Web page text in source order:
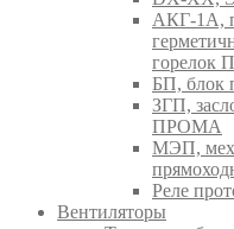
АКГ-1А,
горелок
БП, блок
ЗГП,
ПРОМА
МЭП,
Реле
Вентиляторы